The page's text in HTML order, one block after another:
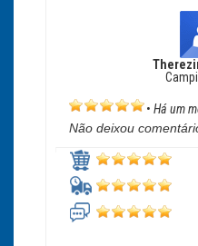
• Há um
Não deixou